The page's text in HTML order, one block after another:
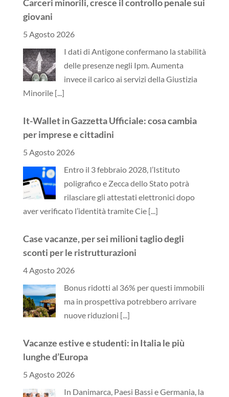
Carceri minorili, cresce il controllo penale sui
giovani
5 Agosto 2026
I dati di Antigone confermano la stabilità
delle presenze negli Ipm. Aumenta
invece il carico ai servizi della Giustizia
Minorile [...]
It-Wallet in Gazzetta Ufficiale: cosa cambia
per imprese e cittadini
5 Agosto 2026
Entro il 3 febbraio 2028, l’Istituto
poligrafico e Zecca dello Stato potrà
rilasciare gli attestati elettronici dopo
aver verificato l’identità tramite Cie [...]
Case vacanze, per sei milioni taglio degli
sconti per le ristrutturazioni
4 Agosto 2026
Bonus ridotti al 36% per questi immobili
ma in prospettiva potrebbero arrivare
nuove riduzioni [...]
Vacanze estive e studenti: in Italia le più
lunghe d’Europa
5 Agosto 2026
In Danimarca, Paesi Bassi e Germania, la